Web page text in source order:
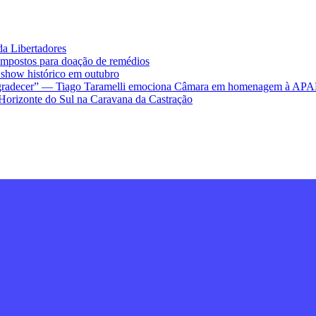
Libertadores
para doação de remédios
histórico em outubro
— Tiago Taramelli emociona Câmara em homenagem à
do Sul na Caravana da Castração